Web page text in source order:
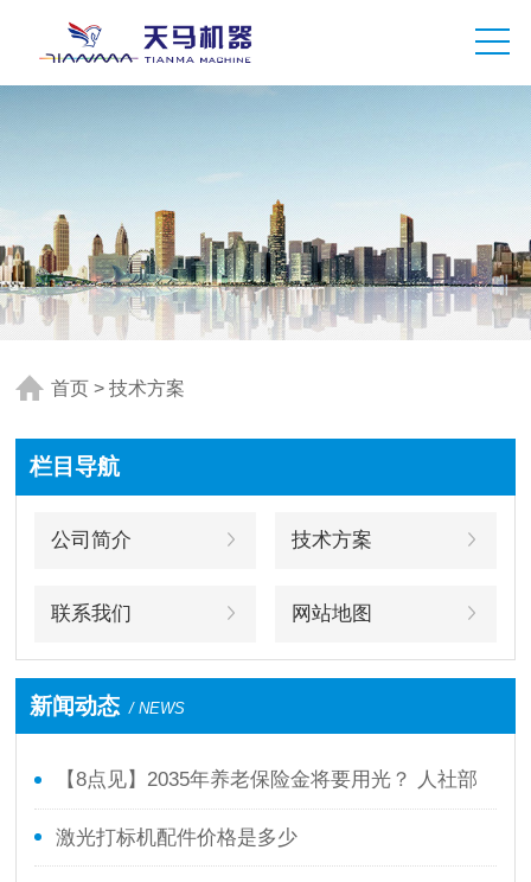
首页 >技术方案
栏目导航
公司简介 技术方案
联系我们 网站地图
新闻动态 / NEWS
【8点见】2035年养老保险金将要用光？ 人社部
回应了！
激光打标机配件价格是多少